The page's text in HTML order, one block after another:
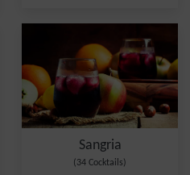
Sangria
(34 Cocktails)